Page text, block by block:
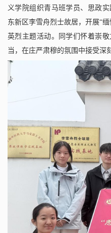
义学院组织青马班学员、思政
东新区李雪舟烈士故居，开展“
英烈主题活动。同学们怀着崇
当，在庄严肃穆的氛围中接受深